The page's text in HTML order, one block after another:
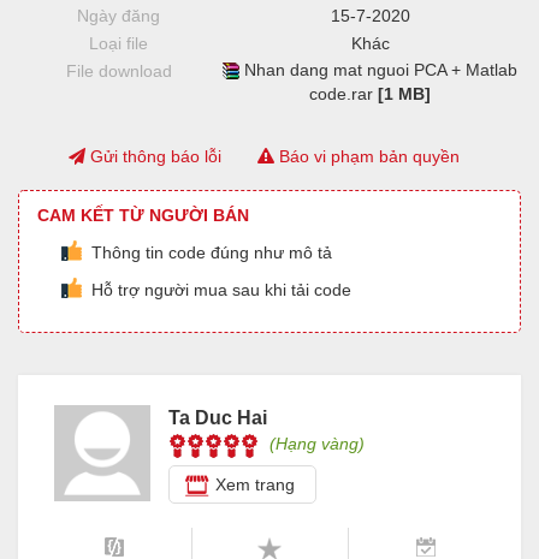
Ngày đăng
15-7-2020
Loại file
Khác
File download
Nhan dang mat nguoi PCA + Matlab
code.rar [1 MB]
Gửi thông báo lỗi Báo vi phạm bản quyền
CAM KẾT TỪ NGƯỜI BÁN
Thông tin code đúng như mô tả
Hỗ trợ người mua sau khi tải code
Ta Duc Hai
(Hạng vàng)
Xem trang